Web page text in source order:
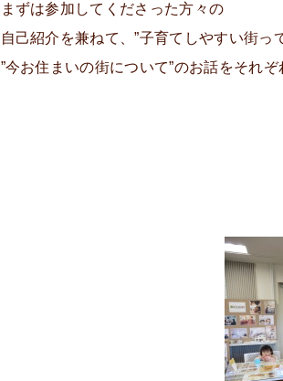
まずは参加してくださった方々の
自己紹介を兼ねて、”子育てしやすい街っ
”今お住まいの街について”のお話をそれ